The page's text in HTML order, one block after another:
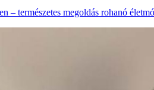
– természetes megoldás rohanó